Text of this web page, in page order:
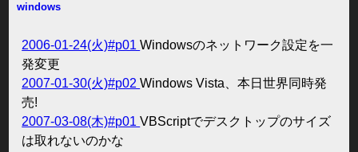
windows
2006-01-24(火)#p01Windowsのネットワーク設定を一
発変更
2007-01-30(火)#p02Windows Vista、本日世界同時発
売!
2007-03-08(木)#p01VBScriptでデスクトップのサイズ
は取れないのかな